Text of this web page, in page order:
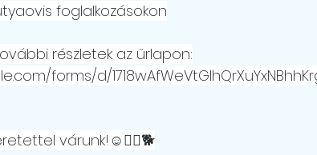
foglalkozásokon
részletek az űrlapon:
forms/d/
várunk! ☺️🚶‍♂️🐕